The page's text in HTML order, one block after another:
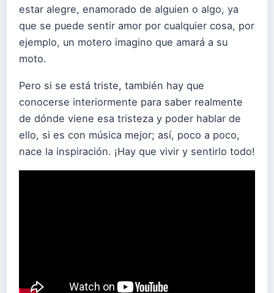
estar alegre, enamorado de alguien o algo, ya
que se puede sentir amor por cualquier cosa, por
ejemplo, un motero imagino que amará a su
moto.
Pero si se está triste, también hay que
conocerse interiormente para saber realmente
de dónde viene esa tristeza y poder hablar de
ello, si es con música mejor; así, poco a poco,
nace la inspiración. ¡Hay que vivir y sentirlo todo!